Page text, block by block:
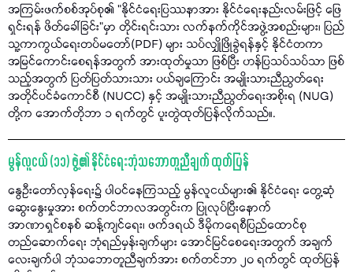
အကြမ်းဖက်စစ်အုပ်စု၏ "နိုင်ငံရေးပြဿနာအား နိုင်ငံရေးနည်းလမ်းဖြင့် ဖြေ
ရှင်းရန် ဖိတ်ခေါ်ခြင်း"မှာ တိုင်းရင်းသား လက်နက်ကိုင်အဖွဲ့အစည်းများ၊ ပြည်
သူ့ကာကွယ်ရေးတပ်မတော်(PDF) များ သပ်လျှိုဖြိုခွဲရန်နှင့် နိုင်ငံတကာ
အမြင်ကောင်းစေရန်အတွက် အားထုတ်မှုသာ ဖြစ်ပြီး ဟန်ပြသပ်သပ်သာ ဖြစ်
သည့်အတွက် ပြတ်ပြတ်သားသား ပယ်ချကြောင်း အမျိုးသားညီညွတ်ရေး
အတိုင်ပင်ခံကောင်စီ (NUCC) နှင့် အမျိုးသားညီညွတ်ရေးအစိုးရ (NUG)
တို့က အောက်တိုဘာ ၁ ရက်တွင် ပူးတွဲထုတ်ပြန်လိုက်သည်။.
မွန်လူငယ် (၁၁) ဖွဲ့၏ နိုင်ငံရေးဘုံသဘောတူညီချက် ထုတ်ပြန်
နွေဦးတော်လှန်ရေး၌ ပါဝင်နေကြသည့် မွန်လူငယ်များ၏ နိုင်ငံရေး တွေ့ဆုံ
ဆွေးနွေးမှုအား စက်တင်ဘာလအတွင်းက ပြုလုပ်ပြီးနောက်
အာဏာရှင်စနစ် ဆန့်ကျင်ရေး၊ ဖက်ဒရယ် ဒီမိုကရေစီပြည်ထောင်စု
တည်ဆောက်ရေး ဘုံရည်မှန်းချက်များ အောင်မြင်စေရေးအတွက် အချက်
လေးချက်ပါ ဘုံသဘောတူညီချက်အား စက်တင်ဘာ ၂၀ ရက်တွင် ထုတ်ပြန်